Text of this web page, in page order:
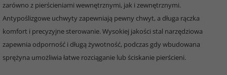
zarówno z pierścieniami wewnętrznymi, jak i zewnętrznymi.
Antypoślizgowe uchwyty zapewniają pewny chwyt, a długa rączka
komfort i precyzyjne sterowanie. Wysokiej jakości stal narzędziowa
zapewnia odporność i długą żywotność, podczas gdy wbudowana
sprężyna umożliwia łatwe rozciąganie lub ściskanie pierścieni.